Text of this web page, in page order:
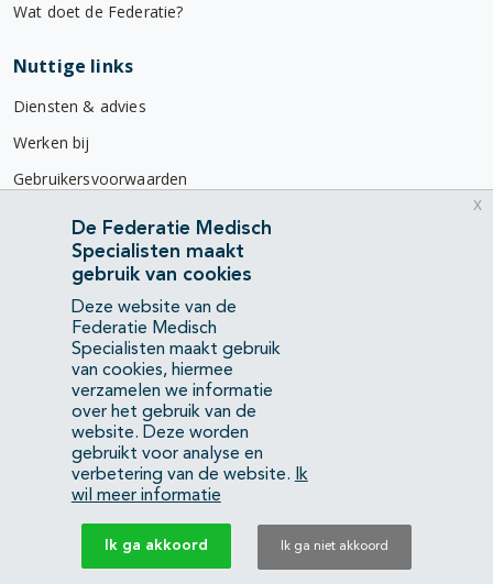
Wat doet de Federatie?
Nuttige links
Diensten & advies
Werken bij
Gebruikersvoorwaarden
Privacyverklaring
Contact
Mercatorlaan 1200
3528 BL Utrecht
(088) 505 34 34
info@richtlijnendatabase.nl
YouTubeLinkedIn
KvK Federatie Medisch Specialisten:40483480
Privacyverklaring
De Federatie Medisch
Specialisten maakt
gebruik van cookies
Deze website van de
Federatie Medisch
Specialisten maakt gebruik
van cookies, hiermee
verzamelen we informatie
over het gebruik van de
website. Deze worden
gebruikt voor analyse en
verbetering van de website.
Ik
wil meer informatie
Ik ga akkoord Ik ga niet akkoord
x